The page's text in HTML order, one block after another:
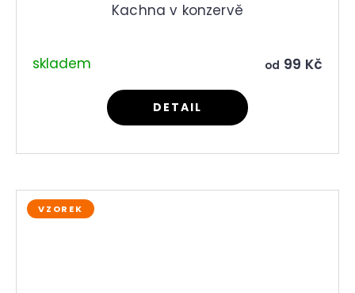
Kachna v konzervě
skladem od 99 Kč
DETAIL
VZOREK